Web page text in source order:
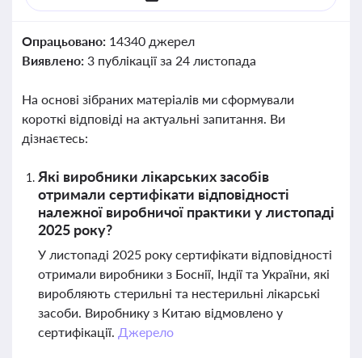
Опрацьовано: 14340 джерел
Виявлено: 3 публікації за 24 листопада
На основі зібраних матеріалів ми сформували
короткі відповіді на актуальні запитання. Ви
дізнаєтесь:
Які виробники лікарських засобів
отримали сертифікати відповідності
належної виробничої практики у листопаді
2025 року?
У листопаді 2025 року сертифікати відповідності
отримали виробники з Боснії, Індії та України, які
виробляють стерильні та нестерильні лікарські
засоби. Виробнику з Китаю відмовлено у
сертифікації. Джерело